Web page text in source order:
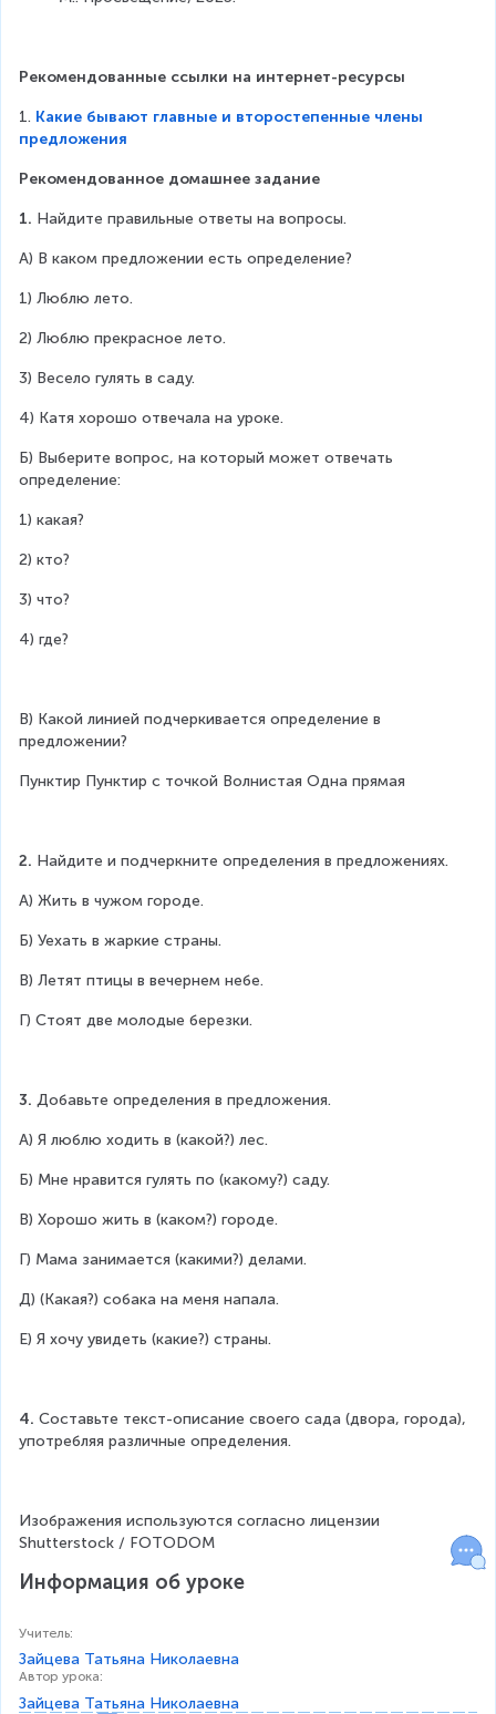
Рекомендованные ссылки на интернет-ресурсы
1. Какие бывают главные и второстепенные члены
предложения
Рекомендованное домашнее задание
1. Найдите правильные ответы на вопросы.
А) В каком предложении есть определение?
1) Люблю лето.
2) Люблю прекрасное лето.
3) Весело гулять в саду.
4) Катя хорошо отвечала на уроке.
Б) Выберите вопрос, на который может отвечать
определение:
1) какая?
2) кто?
3) что?
4) где?
В) Какой линией подчеркивается определение в
предложении?
Пунктир Пунктир с точкой Волнистая Одна прямая
2. Найдите и подчеркните определения в предложениях.
А) Жить в чужом городе.
Б) Уехать в жаркие страны.
В) Летят птицы в вечернем небе.
Г) Стоят две молодые березки.
3. Добавьте определения в предложения.
А) Я люблю ходить в (какой?) лес.
Б) Мне нравится гулять по (какому?) саду.
В) Хорошо жить в (каком?) городе.
Г) Мама занимается (какими?) делами.
Д) (Какая?) собака на меня напала.
Е) Я хочу увидеть (какие?) страны.
4. Составьте текст-описание своего сада (двора, города),
употребляя различные определения.
Изображения используются согласно лицензии
Shutterstock / FOTODOM
Информация об уроке
Учитель:
Зайцева Татьяна Николаевна
Автор урока:
Зайцева Татьяна Николаевна